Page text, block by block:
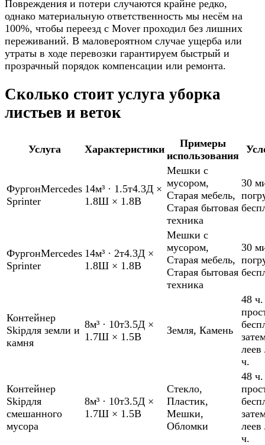
Повреждения и потери случаются крайне редко,
однако материальную ответственность мы несём на
100%, чтобы переезд с Mover проходил без лишних
переживаний. В маловероятном случае ущерба или
утраты в ходе перевозки гарантируем быстрый и
прозрачный порядок компенсации или ремонта.
Сколько стоит услуга уборка
листьев и веток
Услуга Характеристики
Примеры
использования
ФургонMercedes
Sprinter
14м³ · 1.5т4.3Д ×
1.8Ш × 1.8В
Мешки с
мусором,
Старая мебель,
Старая бытовая
техника
30
ФургонMercedes
Sprinter
14м³ · 2т4.3Д ×
1.8Ш × 1.8В
Мешки с
мусором,
Старая мебель,
Старая бытовая
техника
30
Контейнер
Skipдля земли и
камня
8м³ · 10т3.5Д ×
1.7Ш × 1.5В
Земля, Камень
48 ч.
леев
ч.
Контейнер
Skipдля
смешанного
мусора
8м³ · 10т3.5Д ×
1.7Ш × 1.5В
Стекло,
Пластик,
Мешки,
Обломки
48 ч.
леев
ч.